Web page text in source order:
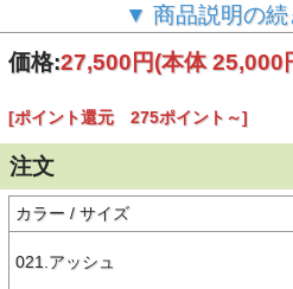
（単位：cm）
当店の計測方法はこちらをご確認
【商品説明】
TOYS McCOY（トイズマッコイ）の
▼ 商品説明の
価格:27,500円(本体 25,000
[ポイント還元 275ポイント～]
注文
カラー / サイズ
021.アッシュ